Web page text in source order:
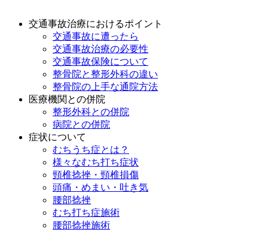
交通事故治療におけるポイント
交通事故に遭ったら
交通事故治療の必要性
交通事故保険について
整骨院と整形外科の違い
整骨院の上手な通院方法
医療機関との併院
整形外科との併院
病院との併院
症状について
むちうち症とは？
様々なむち打ち症状
頸椎捻挫・頸椎損傷
頭痛・めまい・吐き気
腰部捻挫
むち打ち症施術
腰部捻挫施術